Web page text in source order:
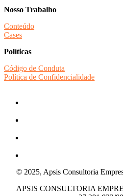
Nosso Trabalho
Conteúdo
Cases
Políticas
Código de Conduta
Política de Confidencialidade
© 2025, Apsis Consultoria
APSIS CONSULTORIA